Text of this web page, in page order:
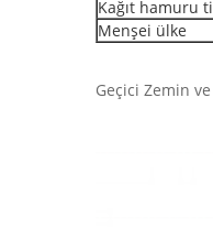
Kağıt hamuru
Menşei ülke
Geçici Zemin